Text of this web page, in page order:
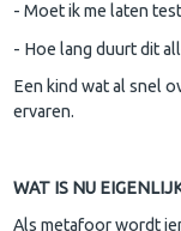
- Moet ik me laten
- Hoe lang duurt dit
Een kind wat al snel
ervaren.
WAT IS NU
Als metafoor wordt